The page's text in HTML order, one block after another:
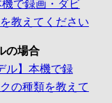
で録画・ダビ
教えてください
の場合
ル】本機で録
の種類を教えて